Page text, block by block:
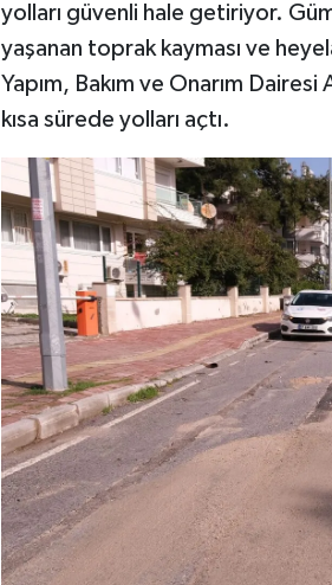
yolları güvenli hale getiriyor.
yaşanan toprak kayması ve
Yapım, Bakım ve Onarım
kısa sürede yolları açtı.